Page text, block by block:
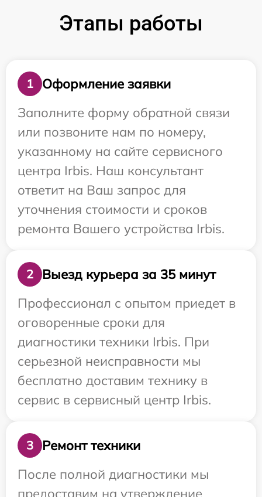
Этапы работы
1
Оформление заявки
Заполните форму обратной связи
или позвоните нам по номеру,
указанному на сайте сервисного
центра Irbis. Наш консультант
ответит на Ваш запрос для
уточнения стоимости и сроков
ремонта Вашего устройства Irbis.
2
Выезд курьера за 35 минут
Профессионал с опытом приедет в
оговоренные сроки для
диагностики техники Irbis. При
серьезной неисправности мы
бесплатно доставим технику в
сервис в сервисный центр Irbis.
3
Ремонт техники
После полной диагностики мы
предоставим на утверждение